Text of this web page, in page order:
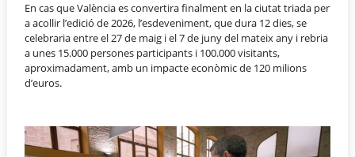
En cas que València es convertira finalment en la ciutat triada per
a acollir l’edició de 2026, l’esdeveniment, que dura 12 dies, se
celebraria entre el 27 de maig i el 7 de juny del mateix any i rebria
a unes 15.000 persones participants i 100.000 visitants,
aproximadament, amb un impacte econòmic de 120 milions
d’euros.